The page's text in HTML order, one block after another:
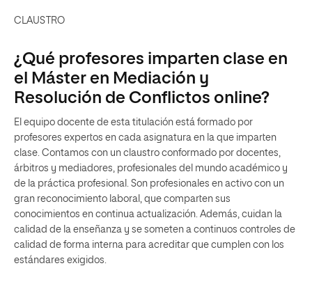
CLAUSTRO
¿Qué profesores imparten clase en
el Máster en Mediación y
Resolución de Conflictos online?
El equipo docente de esta titulación está formado por
profesores expertos en cada asignatura en la que imparten
clase. Contamos con un claustro conformado por docentes,
árbitros y mediadores, profesionales del mundo académico y
de la práctica profesional. Son profesionales en activo con un
gran reconocimiento laboral, que comparten sus
conocimientos en continua actualización. Además, cuidan la
calidad de la enseñanza y se someten a continuos controles de
calidad de forma interna para acreditar que cumplen con los
estándares exigidos.